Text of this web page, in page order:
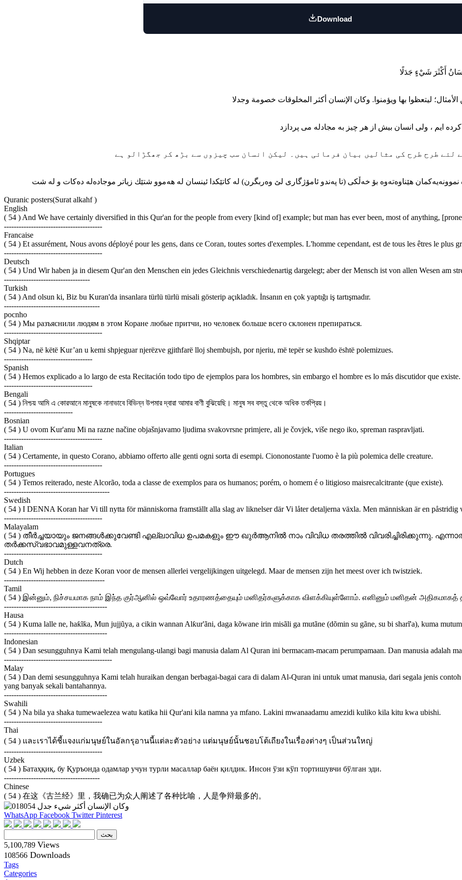
Download
نموونه‌یه‌کمان هێناوه‌ته‌وه بۆ خه‌ڵکی (تا په‌ندو ئامۆژگاری لێ وه‌ربگرن) له کاتێکدا ئینسان له هه‌موو شتێك زیاتر موجاده‌له ده‌کات و له شت
Quranic posters(Surat alkahf )
English
( 54 ) And We have certainly diversified in this Qur'an for the people from every [kind of] example; but man has ever been, most of anything,
----------------------------------------
Francaise
( 54 ) Et assurément, Nous avons déployé pour les gens, dans ce Coran, toutes sortes d'exemples. L'homme cependant, est de tous les êtres le plus
----------------------------------------
Deutsch
( 54 ) Und Wir haben ja in diesem Qur'an den Menschen ein jedes Gleichnis verschiedenartig dargelegt; aber der Mensch ist von allen Wesen am
-----------------------------------
Turkish
( 54 ) And olsun ki, Biz bu Kuran'da insanlara türlü türlü misali gösterip açıkladık. İnsanın en çok yaptığı iş tartışmadır.
---------------------------------------
pocnho
( 54 ) Мы разъяснили людям в этом Коране любые притчи, но человек больше всего склонен препираться.
----------------------------------------
Shqiptar
( 54 ) Na, në këtë Kur’an u kemi shpjeguar njerëzve gjithfarë lloj shembujsh, por njeriu, më tepër se kushdo është polemizues.
------------------------------------
Spanish
( 54 ) Hemos explicado a lo largo de esta Recitación todo tipo de ejemplos para los hombres, sin embargo el hombre es lo más discutidor que existe.
------------------------------------
Bengali
( 54 ) নিশ্চয় আমি এ কোরআনে মানুষকে নানাভাবে বিভিন্ন উপমার দ্বারা আমার বাণী বুঝিয়েছি। মানুষ সব বস্তু থেকে অধিক তর্কপ্রিয়।
----------------------------
Bosnian
( 54 ) U ovom Kur'anu Mi na razne načine objašnjavamo ljudima svakovrsne primjere, ali je čovjek, više nego iko, spreman raspravljati.
----------------------------------------
Italian
( 54 ) Certamente, in questo Corano, abbiamo offerto alle genti ogni sorta di esempi. Ciononostante l'uomo è la più polemica delle creature.
----------------------------------------
Portugues
( 54 ) Temos reiterado, neste Alcorão, toda a classe de exemplos para os humanos; porém, o homem é o litigioso maisrecalcitrante (que existe).
-------------------------------------------
Swedish
( 54 ) I DENNA Koran har Vi till nytta för människorna framställt alla slag av liknelser där Vi låter detaljerna växla. Men människan är en påstridig
----------------------------------------
Malayalam
( 54 ) തീര്‍ച്ചയായും ജനങ്ങള്‍ക്കുവേണ്ടി എല്ലാവിധ ഉപമകളും ഈ ഖുര്‍ആനില്‍ നാം വിവിധ തരത്തില്‍ വിവരിച്ചിരിക്കുന്നു.
തര്‍ക്കസ്വഭാവമുള്ളവനത്രെ.
----------------------------------------
Dutch
( 54 ) En Wij hebben in deze Koran voor de mensen allerlei vergelijkingen uitgelegd. Maar de mensen zijn het meest over ich twistziek.
-----------------------------------------
Tamil
( 54 ) இன்னும், நிச்சயமாக நாம் இந்த குர்ஆனில் ஒவ்வோர் உதாரணத்தையும் மனிதர்களுக்காக விளக்கியுள்ளோம். எனினும் மனிதன்
------------------------------------------
Hausa
( 54 ) Kuma lalle ne, haƙĩƙa, Mun jujjũya, a cikin wannan Alƙur'ãni, daga kõwane irin misãli ga mutãne (dõmin su gãne, su bi sharĩ'a), kuma
------------------------------------------
Indonesian
( 54 ) Dan sesungguhnya Kami telah mengulang-ulangi bagi manusia dalam Al Quran ini bermacam-macam perumpamaan. Dan manusia adalah
--------------------------------------------
Malay
( 54 ) Dan demi sesungguhnya Kami telah huraikan dengan berbagai-bagai cara di dalam Al-Quran ini untuk umat manusia, dari segala jenis
yang banyak sekali bantahannya.
------------------------------------------
Swahili
( 54 ) Na bila ya shaka tumewaelezea watu katika hii Qur'ani kila namna ya mfano. Lakini mwanaadamu amezidi kuliko kila kitu kwa ubishi.
----------------------------------------
Thai
( 54 ) และเราได้ชี้แจงแก่มนุษย์ในอัลกรุอานนี้แต่ละตัวอย่าง แต่มนุษย์นั้นชอบโต้เถียงในเรื่องต่างๆ เป็นส่วนใหญ่
----------------------------------------
Uzbek
( 54 ) Батаҳқиқ, бу Қуръонда одамлар учун турли масаллар баён қилдик. Инсон ўзи кўп тортишувчи бўлган эди.
---------------------------------------
Chinese
( 54 ) 在这《古兰经》里，我确已为众人阐述了各种比喻，人是争辩最多的。
WhatsApp Facebook TwitterPinterest
5,100,789 Views
108566 Downloads
Tags
Categories